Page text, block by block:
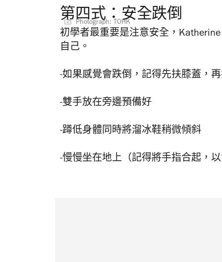
第四式：安全跌倒
Photograph: TOHK
初學者最重要是注意安全，
自己。
-如果感覺會跌倒，記得先扶膝蓋，再
-雙手放在旁邊預備好
-蹲低身體同時將溜冰鞋稍微傾斜
-慢慢坐在地上（記得將手指合起，